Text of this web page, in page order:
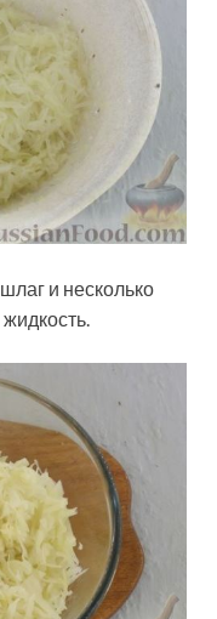
и несколько